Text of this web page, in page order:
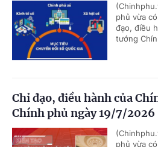
phủ vừa
đạo, điều
tướng
Chỉ đạo, điều hành của
Chính phủ ngày 19/7/2026
phủ vừa